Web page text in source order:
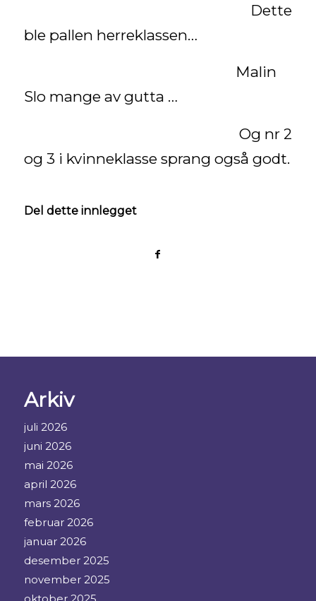
Dette
ble pallen herreklassen…
Malin
Slo mange av gutta …
Og nr 2
og 3 i kvinneklasse sprang også godt.
Del dette innlegget
Arkiv
juli 2026
juni 2026
mai 2026
april 2026
mars 2026
februar 2026
januar 2026
desember 2025
november 2025
oktober 2025